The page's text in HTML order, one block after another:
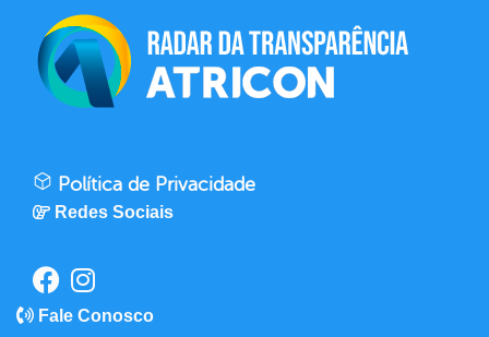
Política de Privacidade
Redes Sociais
Fale Conosco